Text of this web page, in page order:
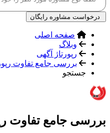
درخواست مشاوره رایگان
صفحه اصلی
وبلاگ
رپورتاژ آگهی
بررسی جامع تفاوت
جستجو
بررسی جامع تفاوت